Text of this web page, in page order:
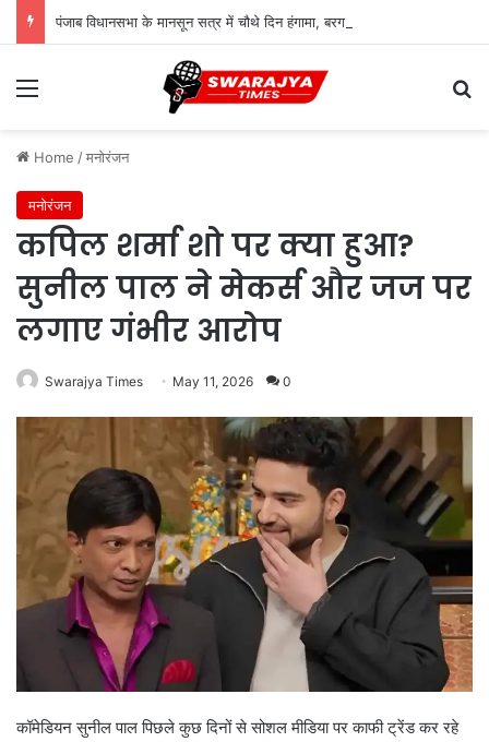
Menu
Home /मनोरंजन
मनोरंजन
कपिल शर्मा शो पर क्या हुआ?
सुनील पाल ने मेकर्स और जज पर
लगाए गंभीर आरोप
Swarajya Times May 11, 2026 0
कॉमेडियन सुनील पाल पिछले कुछ दिनों से सोशल मीडिया पर काफी ट्रेंड कर रहे